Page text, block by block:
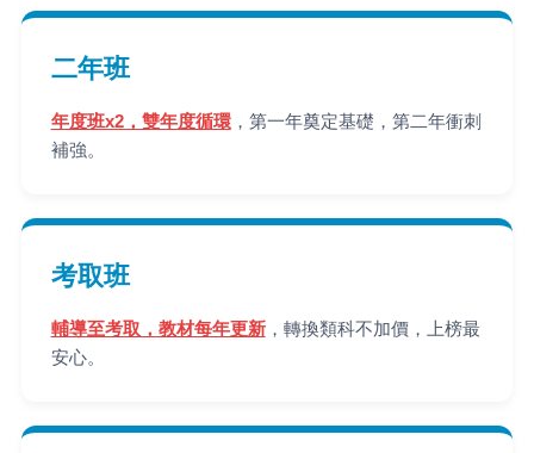
二年班
年度班x2，雙年度循環，第一年奠定基礎，第二年衝刺
補強。
考取班
輔導至考取，教材每年更新，轉換類科不加價，上榜最
安心。